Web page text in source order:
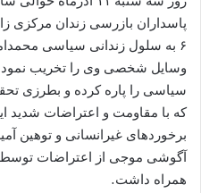
پاسداران بازرسی زندان مرکزی
۶ به سلول زندانی سیاسی
وسایل شخصی وی را تخریب
سیاسی را پاره کرده و بطرزی
که با مقاومت و اعتراضات شدید
برخوردهای غیرانسانی و توهین
آگوشی موجی از اعتراضات توسط
همراه داشت.